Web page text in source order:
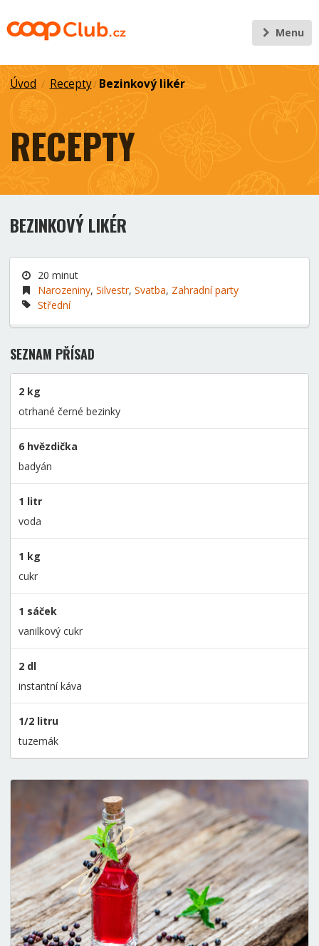
Menu
Úvod / Recepty/ Bezinkový likér
RECEPTY
BEZINKOVÝ LIKÉR
20 minut
Narozeniny, Silvestr, Svatba, Zahradní party
Střední
SEZNAM PŘÍSAD
2 kg
otrhané černé bezinky
6 hvězdička
badyán
1 litr
voda
1 kg
cukr
1 sáček
vanilkový cukr
2 dl
instantní káva
1/2 litru
tuzemák